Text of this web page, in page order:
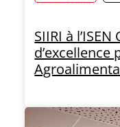
SIIRI à
d’excellence